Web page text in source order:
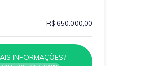
R$ 650.000,00
INFORMAÇÕES?